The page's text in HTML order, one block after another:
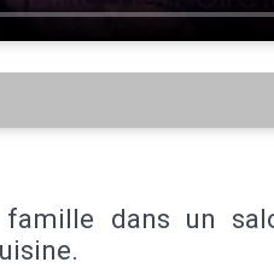
dans un